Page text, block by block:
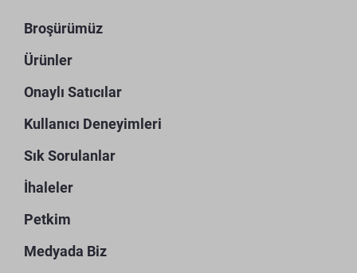
Broşürümüz
Ürünler
Onaylı Satıcılar
Kullanıcı Deneyimleri
Sık Sorulanlar
İhaleler
Petkim
Medyada Biz